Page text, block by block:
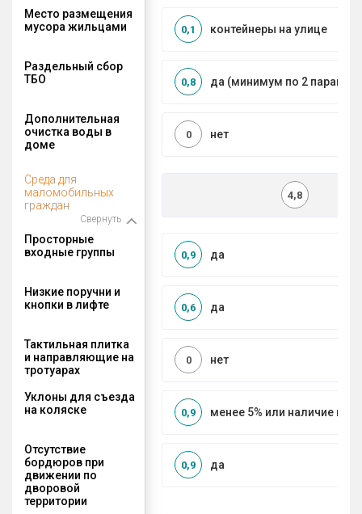
Место размещения
мусора жильцами
контейнеры на улице
0,1
Раздельный сбор
ТБО
да (минимум по 2
0,8
Дополнительная
очистка воды в
доме
нет
0
Среда для
маломобильных
граждан
Свернуть
4,8
Просторные
входные группы
да
0,9
Низкие поручни и
кнопки в лифте
да
0,6
Тактильная плитка
и направляющие на
тротуарах
нет
0
Уклоны для съезда
на коляске
менее 5% или наличие
0,9
Отсутствие
бордюров при
движении по
дворовой
территории
да
0,9